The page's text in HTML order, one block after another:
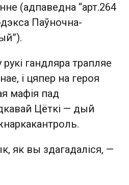
(адпаведна “арт.264
Паўночна-
гандляра трапляе
і цяпер на героя
мафія пад
Цёткі — дый
як вы здагадаліся, —